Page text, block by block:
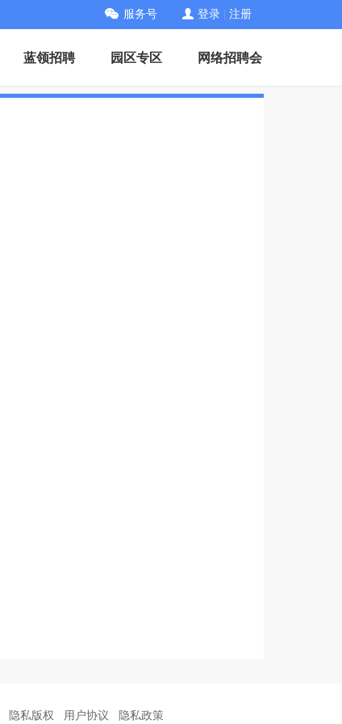
服务号 登录 注册
蓝领招聘 园区专区 网络招聘会
隐私版权 用户协议 隐私政策